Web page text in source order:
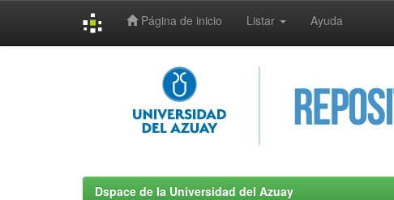
Página de inicio Listar Ayuda
Dspace de la Universidad del Azuay